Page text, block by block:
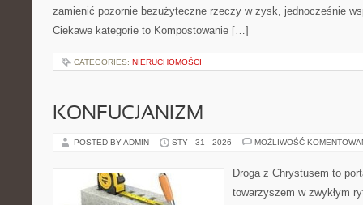
zamienić pozornie bezużyteczne rzeczy w zysk, jednocześnie
Ciekawe kategorie to Kompostowanie […]
CATEGORIES: NIERUCHOMOŚCI
KONFUCJANIZM
POSTED BY ADMIN STY - 31 - 2026 MOŻLIWOŚĆ
Droga z Chrystusem to
towarzyszem w zwykłym